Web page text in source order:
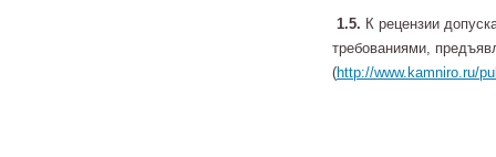
1.5. К рецензии
требованиями,
(http://www.kamniro.ru/